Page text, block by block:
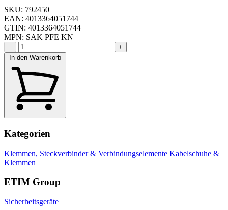
SKU: 792450
EAN: 4013364051744
GTIN: 4013364051744
MPN: SAK PFE KN
−
+
In den Warenkorb
Kategorien
Klemmen, Steckverbinder & Verbindungselemente Kabelschuhe &
Klemmen
ETIM Group
Sicherheitsgeräte